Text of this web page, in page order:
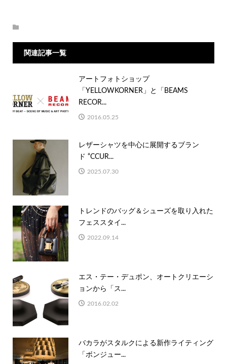
関連記事一覧
アートフォトショップ
「YELLOWKORNER」と「BEAMS
RECOR...
2016.05.25
レザーシャツを中心に展開するブラン
ド “CCUR...
2025.07.30
トレンドのバッグ＆シューズを取り入れた
フェススタイ...
2022.09.14
エス・テー・デュポン、オートクリエーシ
ョンから「ス...
2016.02.02
バカラがスタルクによる新作ライティング
「ボンジュー...